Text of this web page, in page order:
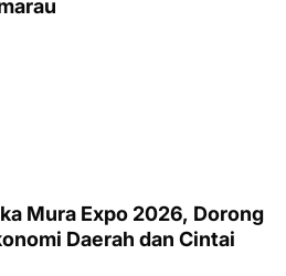
Mura Expo 2026, Dorong
Daerah dan Cintai